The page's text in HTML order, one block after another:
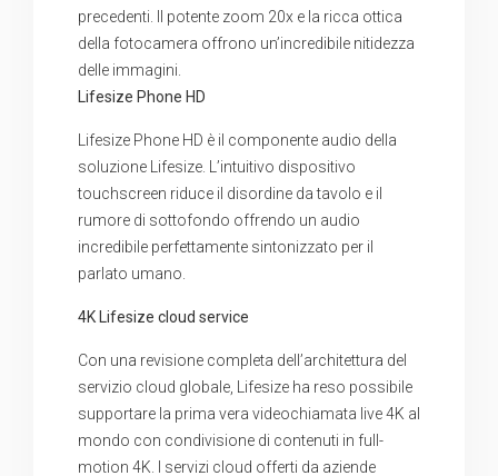
precedenti. Il potente zoom 20x e la ricca ottica
della fotocamera offrono un’incredibile nitidezza
delle immagini.
Lifesize Phone HD
Lifesize Phone HD è il componente audio della
soluzione Lifesize. L’intuitivo dispositivo
touchscreen riduce il disordine da tavolo e il
rumore di sottofondo offrendo un audio
incredibile perfettamente sintonizzato per il
parlato umano.
4K Lifesize cloud service
Con una revisione completa dell’architettura del
servizio cloud globale, Lifesize ha reso possibile
supportare la prima vera videochiamata live 4K al
mondo con condivisione di contenuti in full-
motion 4K. I servizi cloud offerti da aziende